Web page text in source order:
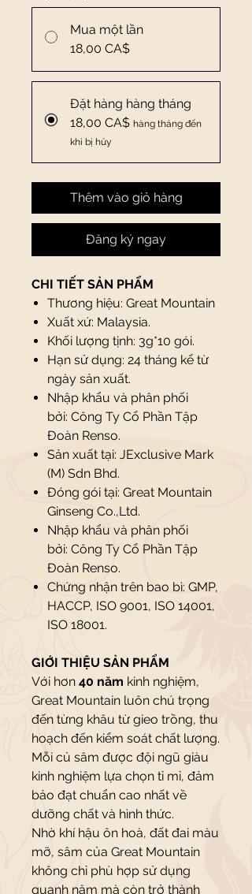
Mua một lần
18,00 CA$
Đặt hàng hàng tháng
18,00 CA$ hàng tháng đến
khi bị hủy
Thêm vào giỏ hàng
Đăng ký ngay
CHI TIẾT SẢN PHẨM
Thương hiệu: Great Mountain
Xuất xứ: Malaysia.
Khối lượng tịnh: 3g*10 gói.
Hạn sử dụng: 24 tháng kể từ
ngày sản xuất.
Nhập khẩu và phân phối
bởi: Công Ty Cổ Phần Tập
Đoàn Renso.
Sản xuất tại: JExclusive Mark
(M) Sdn Bhd.
Đóng gói tại: Great Mountain
Ginseng Co.,Ltd.
Nhập khẩu và phân phối
bởi: Công Ty Cổ Phần Tập
Đoàn Renso.
Chứng nhận trên bao bì: GMP,
HACCP, ISO 9001, ISO 14001,
ISO 18001.
GIỚI THIỆU SẢN PHẨM
Với hơn 40 năm kinh nghiệm,
Great Mountain luôn chú trọng
đến từng khâu từ gieo trồng, thu
hoạch đến kiểm soát chất lượng.
Mỗi củ sâm được đội ngũ giàu
kinh nghiệm lựa chọn tỉ mỉ, đảm
bảo đạt chuẩn cao nhất về
dưỡng chất và hình thức.
Nhờ khí hậu ôn hoà, đất đai màu
mỡ, sâm của Great Mountain
không chỉ phù hợp sử dụng
quanh năm mà còn trở thành